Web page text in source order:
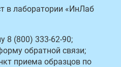
в лаборатории «ИнЛаб
8 (800) 333-62-90;
обратной связи;
приема образцов по